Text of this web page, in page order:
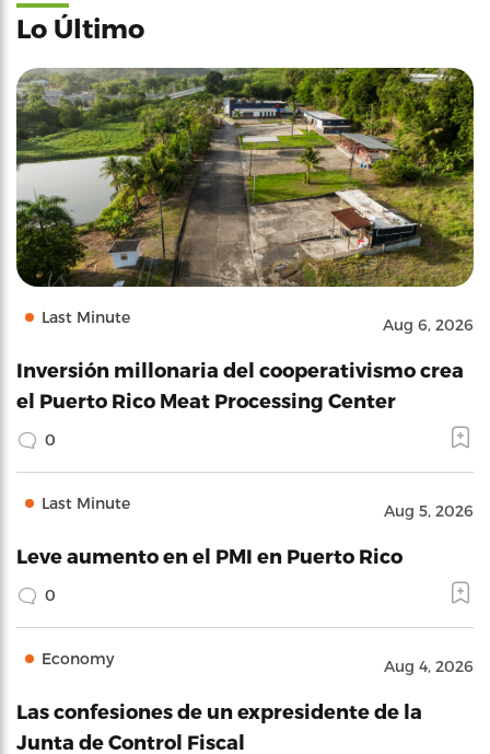
Lo Último
Last Minute Aug 6, 2026
Inversión millonaria del cooperativismo crea
el Puerto Rico Meat Processing Center
0
Last Minute Aug 5, 2026
Leve aumento en el PMI en Puerto Rico
0
Economy Aug 4, 2026
Las confesiones de un expresidente de la
Junta de Control Fiscal